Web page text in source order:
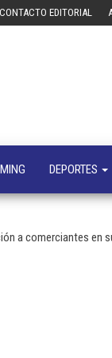
CONTACTO EDITORIAL
DEPORTES
a comerciantes en